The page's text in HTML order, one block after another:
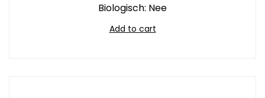
Biologisch: Nee
Add to cart